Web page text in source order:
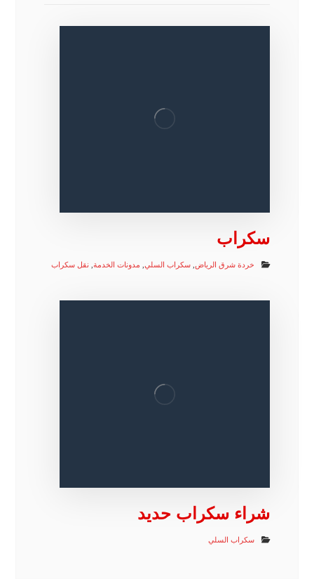
سكراب
خردة شرق الرياض ,سكراب السلي مدونات الخدمة نقل سكراب
شراء سكراب حديد
سكراب السلي